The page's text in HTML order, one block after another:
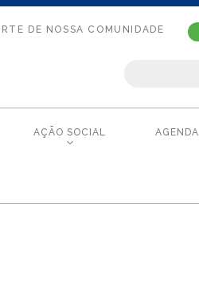
DE NOSSA COMUNIDADE
AÇÃO SOCIAL AGENDA